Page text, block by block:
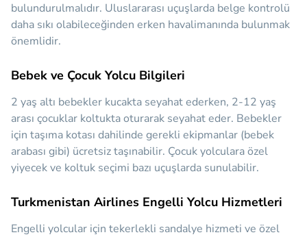
bulundurulmalıdır. Uluslararası uçuşlarda belge kontrolü
daha sıkı olabileceğinden erken havalimanında bulunmak
önemlidir.
Bebek ve Çocuk Yolcu Bilgileri
2 yaş altı bebekler kucakta seyahat ederken, 2-12 yaş
arası çocuklar koltukta oturarak seyahat eder. Bebekler
için taşıma kotası dahilinde gerekli ekipmanlar (bebek
arabası gibi) ücretsiz taşınabilir. Çocuk yolculara özel
yiyecek ve koltuk seçimi bazı uçuşlarda sunulabilir.
Turkmenistan Airlines Engelli Yolcu Hizmetleri
Engelli yolcular için tekerlekli sandalye hizmeti ve özel